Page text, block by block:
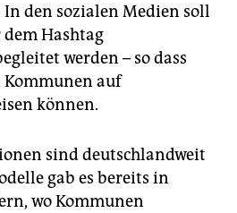
den sozialen Medien soll
Hashtag
werden – so dass
auf
können.
sind deutschlandweit
gab es bereits in
wo Kommunen